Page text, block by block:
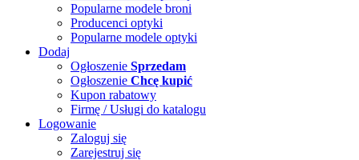
Popularne modele broni
Producenci optyki
Popularne modele optyki
Dodaj
Ogłoszenie Sprzedam
Ogłoszenie Chcę kupić
Kupon rabatowy
Firmę / Usługi do katalogu
Logowanie
Zaloguj się
Zarejestruj się